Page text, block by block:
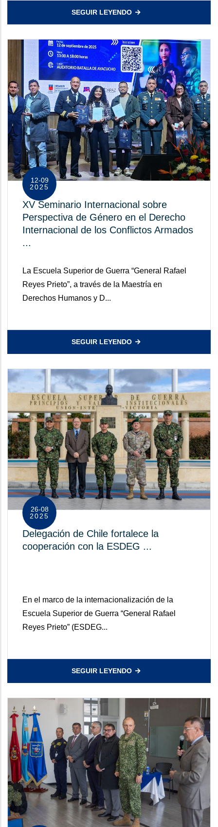
SEGUIR LEYENDO
12-09
2025
XV Seminario Internacional sobre
Perspectiva de Género en el Derecho
Internacional de los Conflictos Armados
...
La Escuela Superior de Guerra “General Rafael
Reyes Prieto”, a través de la Maestría en
Derechos Humanos y D...
SEGUIR LEYENDO
26-08
2025
Delegación de Chile fortalece la
cooperación con la ESDEG ...
En el marco de la internacionalización de la
Escuela Superior de Guerra “General Rafael
Reyes Prieto” (ESDEG...
SEGUIR LEYENDO